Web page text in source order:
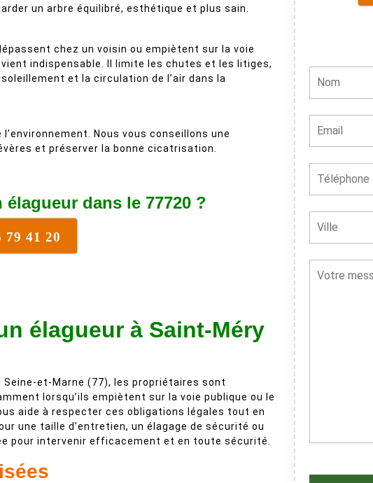
un arbre équilibré, esthétique et plus sain.
chez un voisin ou empiètent sur la voie
indispensable. Il limite les chutes et les litiges,
et la circulation de l’air dans la
Nous vous conseillons une
et préserver la bonne cicatrisation.
élagueur dans le 77720 ?
79 41 20
élagueur à Saint-Méry
Seine-et-Marne (77), les propriétaires sont
lorsqu’ils empiètent sur la voie publique ou le
aide à respecter ces obligations légales tout en
une taille d’entretien, un élagage de sécurité ou
pour intervenir efficacement et en toute sécurité.